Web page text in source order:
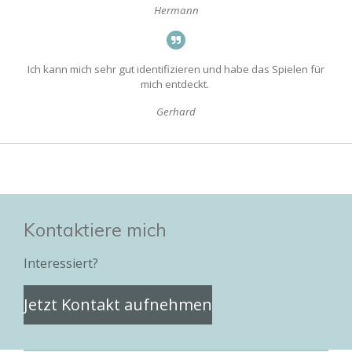
Hermann
Ich kann mich sehr gut identifizieren und habe das Spielen für
mich entdeckt.
Gerhard
Kontaktiere mich
Interessiert?
Jetzt Kontakt aufnehmen